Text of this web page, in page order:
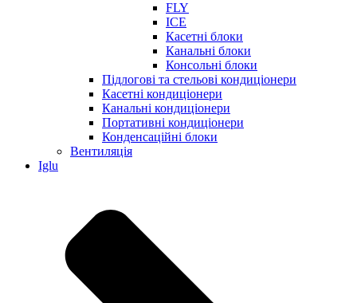
FLY
ICE
Касетні блоки
Канальні блоки
Консольні блоки
Підлогові та стельові кондиціонери
Касетні кондиціонери
Канальні кондиціонери
Портативні кондиціонери
Конденсаційні блоки
Вентиляція
Iglu